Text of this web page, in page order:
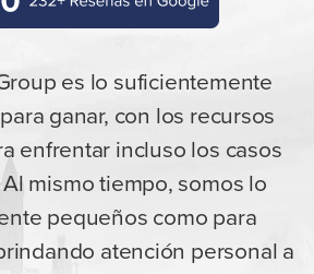
es lo suficientemente
ganar, con los recursos
enfrentar incluso los casos
mismo tiempo, somos lo
pequeños como para
atención personal a